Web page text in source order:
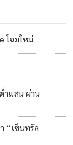
ที่เตรียมเดินหน้า
งวล ศก.ยุโรป
ฯ บวก-ทองคำปิด
โฉมใหม่
ำแสน ผ่าน
“เซ็นทรัล